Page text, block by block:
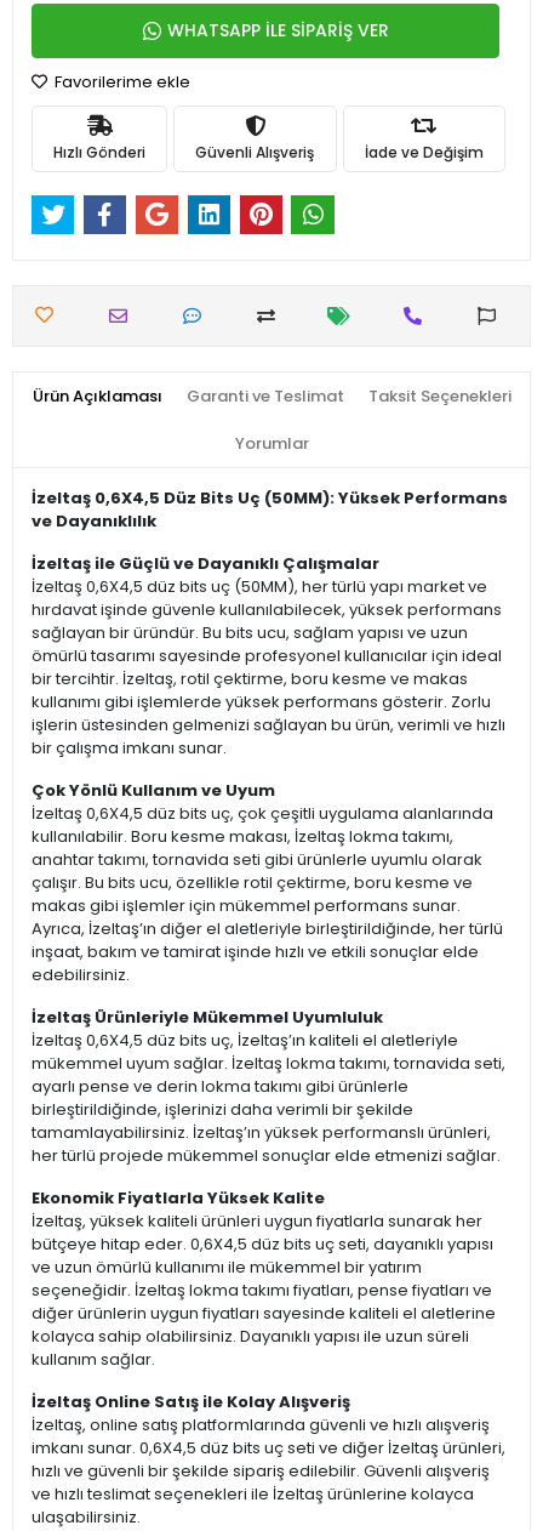
WHATSAPP İLE SİPARİŞ VER
Favorilerime ekle
Hızlı Gönderi Güvenli Alışveriş İade ve Değişim
Ürün Açıklaması Garanti ve Teslimat Taksit Seçenekleri
Yorumlar
İzeltaş 0,6X4,5 Düz Bits Uç (50MM): Yüksek Performans
ve Dayanıklılık
İzeltaş ile Güçlü ve Dayanıklı Çalışmalar
İzeltaş 0,6X4,5 düz bits uç (50MM), her türlü yapı market ve
hırdavat işinde güvenle kullanılabilecek, yüksek performans
sağlayan bir üründür. Bu bits ucu, sağlam yapısı ve uzun
ömürlü tasarımı sayesinde profesyonel kullanıcılar için ideal
bir tercihtir. İzeltaş, rotil çektirme, boru kesme ve makas
kullanımı gibi işlemlerde yüksek performans gösterir. Zorlu
işlerin üstesinden gelmenizi sağlayan bu ürün, verimli ve hızlı
bir çalışma imkanı sunar.
Çok Yönlü Kullanım ve Uyum
İzeltaş 0,6X4,5 düz bits uç, çok çeşitli uygulama alanlarında
kullanılabilir. Boru kesme makası, İzeltaş lokma takımı,
anahtar takımı, tornavida seti gibi ürünlerle uyumlu olarak
çalışır. Bu bits ucu, özellikle rotil çektirme, boru kesme ve
makas gibi işlemler için mükemmel performans sunar.
Ayrıca, İzeltaş’ın diğer el aletleriyle birleştirildiğinde, her türlü
inşaat, bakım ve tamirat işinde hızlı ve etkili sonuçlar elde
edebilirsiniz.
İzeltaş Ürünleriyle Mükemmel Uyumluluk
İzeltaş 0,6X4,5 düz bits uç, İzeltaş’ın kaliteli el aletleriyle
mükemmel uyum sağlar. İzeltaş lokma takımı, tornavida seti,
ayarlı pense ve derin lokma takımı gibi ürünlerle
birleştirildiğinde, işlerinizi daha verimli bir şekilde
tamamlayabilirsiniz. İzeltaş’ın yüksek performanslı ürünleri,
her türlü projede mükemmel sonuçlar elde etmenizi sağlar.
Ekonomik Fiyatlarla Yüksek Kalite
İzeltaş, yüksek kaliteli ürünleri uygun fiyatlarla sunarak her
bütçeye hitap eder. 0,6X4,5 düz bits uç seti, dayanıklı yapısı
ve uzun ömürlü kullanımı ile mükemmel bir yatırım
seçeneğidir. İzeltaş lokma takımı fiyatları, pense fiyatları ve
diğer ürünlerin uygun fiyatları sayesinde kaliteli el aletlerine
kolayca sahip olabilirsiniz. Dayanıklı yapısı ile uzun süreli
kullanım sağlar.
İzeltaş Online Satış ile Kolay Alışveriş
İzeltaş, online satış platformlarında güvenli ve hızlı alışveriş
imkanı sunar. 0,6X4,5 düz bits uç seti ve diğer İzeltaş ürünleri,
hızlı ve güvenli bir şekilde sipariş edilebilir. Güvenli alışveriş
ve hızlı teslimat seçenekleri ile İzeltaş ürünlerine kolayca
ulaşabilirsiniz.